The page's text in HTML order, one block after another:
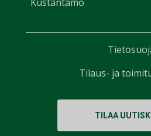
Kustantamo
TILAA
Tilaus- ja